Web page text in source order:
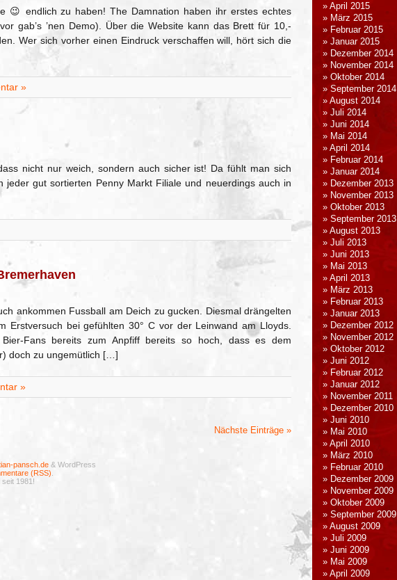
😉 endlich zu haben! The Damnation haben ihr erstes echtes
gab’s ’nen Demo). Über die Website kann das Brett für 10,-
Wer sich vorher einen Eindruck verschaffen will, hört sich die
»
nicht nur weich, sondern auch sicher ist! Da fühlt man sich
gut sortierten Penny Markt Filiale und neuerdings auch in
ankommen Fussball am Deich zu gucken. Diesmal drängelten
Erstversuch bei gefühlten 30° C vor der Leinwand am Lloyds.
Fans bereits zum Anpfiff bereits so hoch, dass es dem
doch zu ungemütlich […]
»
Nächste Einträge »
April 2015
März 2015
Februar 2015
Januar 2015
Dezember 2014
November 2014
Oktober 2014
September 2014
August 2014
Juli 2014
Juni 2014
Mai 2014
April 2014
Februar 2014
Januar 2014
Dezember 2013
November 2013
Oktober 2013
September 2013
August 2013
Juli 2013
Juni 2013
Mai 2013
April 2013
März 2013
Februar 2013
Januar 2013
Dezember 2012
November 2012
Oktober 2012
Juni 2012
Februar 2012
Januar 2012
November 2011
Dezember 2010
Juni 2010
Mai 2010
April 2010
März 2010
Februar 2010
Dezember 2009
November 2009
Oktober 2009
September 2009
August 2009
Juli 2009
Juni 2009
Mai 2009
April 2009
pansch.de& WordPress
(RSS)
1981!